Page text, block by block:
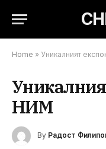
Home » Уникалният
НИМ
By Радост